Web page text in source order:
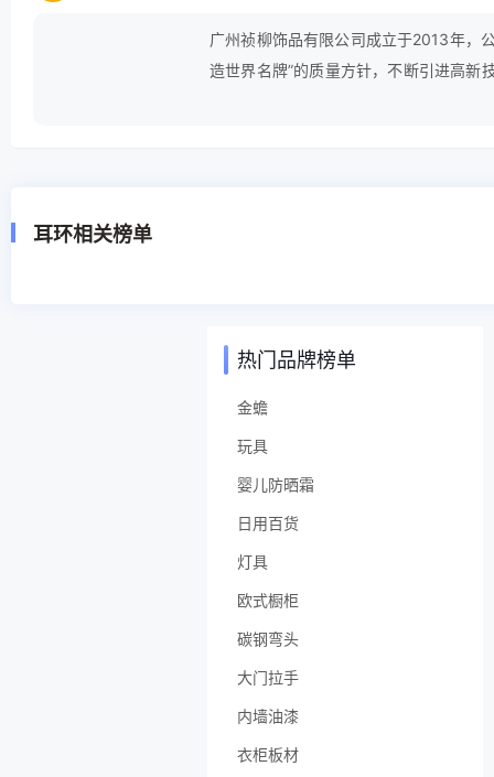
广州祯柳饰品有限公司成立于2013年，
造世界名牌”的质量方针，不断引进高新
耳环相关榜单
热门品牌榜单
金蟾
玩具
婴儿防晒霜
日用百货
灯具
欧式橱柜
碳钢弯头
大门拉手
内墙油漆
衣柜板材